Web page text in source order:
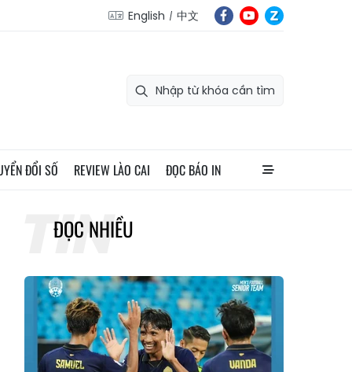
English 中文
ĐỔI SỐ REVIEW LÀO CAI ĐỌC BÁO IN
ĐỌC NHIỀU